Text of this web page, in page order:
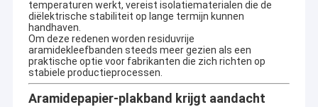
temperaturen werkt, vereist isolatiematerialen die de
diëlektrische stabiliteit op lange termijn kunnen
handhaven.
Om deze redenen worden residuvrije
aramidekleefbanden steeds meer gezien als een
praktische optie voor fabrikanten die zich richten op
stabiele productieprocessen.
Aramidepapier-plakband krijgt aandacht